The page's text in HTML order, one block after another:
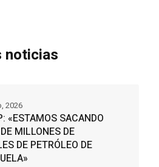
noticias
«ESTAMOS SACANDO
MILLONES DE
DE PETRÓLEO DE
2026